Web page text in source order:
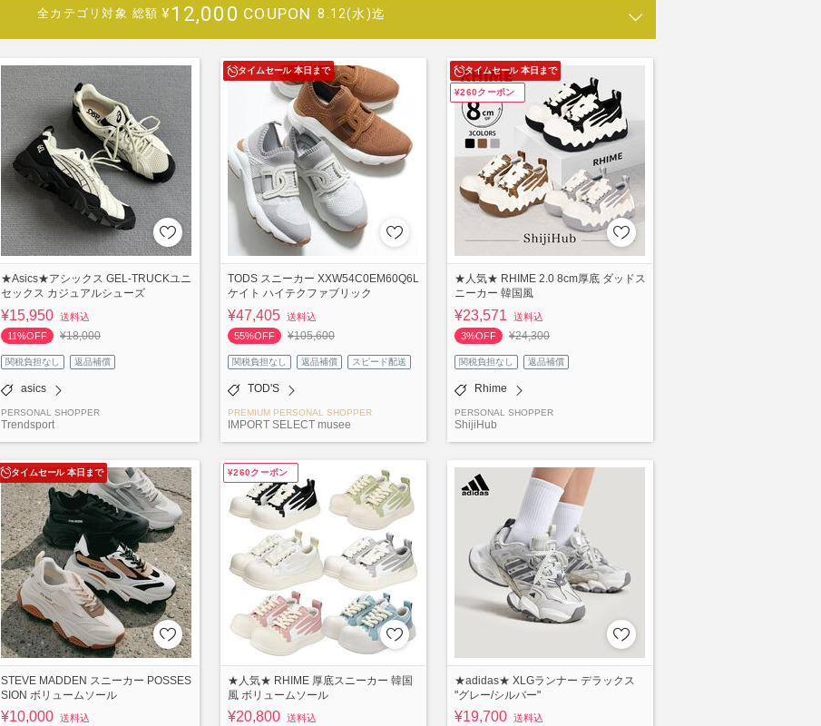
全カテゴリ対象 総額 ¥12,000 COUPON 8.12(水)迄
★Asics★アシックス GEL-TRUCKユニ
セックス カジュアルシューズ
¥15,950 送料込
11%OFF
¥18,000
関税負担なし 返品補償
asics
PERSONAL SHOPPER
Trendsport
タイムセール 本日まで
TODS スニーカー XXW54C0EM60Q6L
ケイト ハイテクファブリック
¥47,405 送料込
55%OFF
¥105,600
関税負担なし 返品補償 スピード配送
TOD'S
PREMIUM PERSONAL SHOPPER
IMPORT SELECT musee
タイムセール 本日まで
¥260クーポン
★人気★ RHIME 2.0 8cm厚底 ダッドス
ニーカー 韓国風
¥23,571
送料込
3%OFF
¥24,300
関税負担なし 返品補償
Rhime
PERSONAL SHOPPER
ShijiHub
タイムセール 本日まで
STEVE MADDEN スニーカー POSSES
SION ボリュームソール
¥10,000 送料込
¥260クーポン
★人気★ RHIME 厚底スニーカー 韓国
風 ボリュームソール
¥20,800 送料込
★adidas★ XLGランナー デラックス
"グレー/シルバー"
¥19,700 送料込